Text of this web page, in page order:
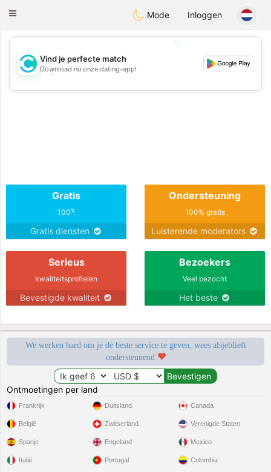
olombiaCitas
Toggle
Mode Inloggen
💖
💕
Vind je perfecte match
Download nu onze dating-app!
Gratis
100%
Gratis diensten
Ondersteuning
100% gratis
Luisterende moderators
Serieus
kwaliteitsprofielen
Bevestigde kwaliteit
Bezoekers
Veel bezocht
Het beste
We werken hard om je de beste service te geven, wees alsjeblieft
ondersteunend
Ontmoetingen per land
Frankrijk
België
Spanje
Italië
Duitsland
Zwitserland
Engeland
Portugal
Canada
Verenigde Staten
Mexico
Colombia